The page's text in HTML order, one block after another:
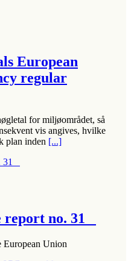
European
regular
for miljøområdet, så
vis angives, hvilke
plan inden [...]
report no. 31
European Union